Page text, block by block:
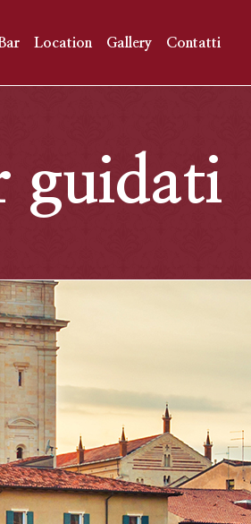
Location Gallery Contatti
guidati